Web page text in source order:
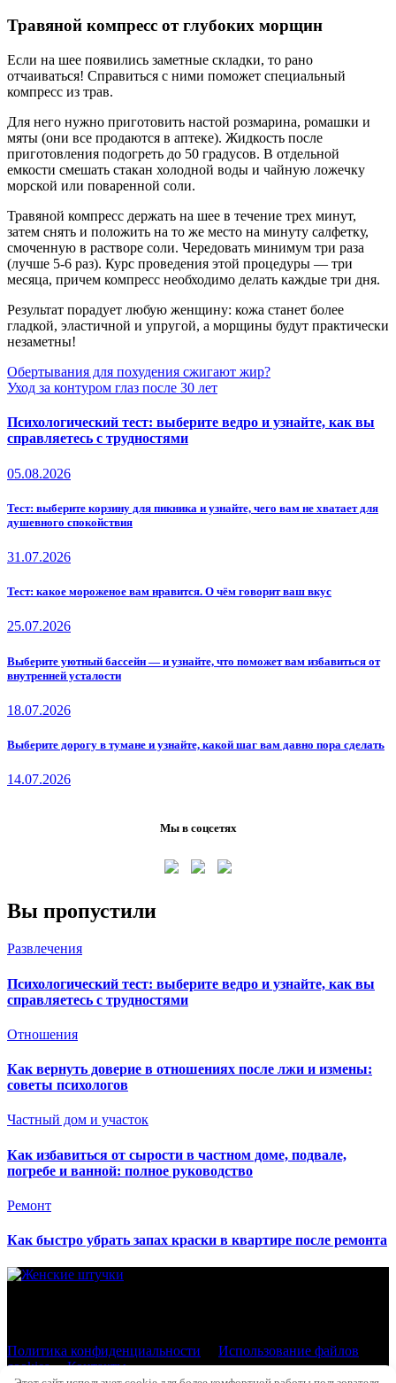
Травяной компресс от глубоких морщин
Если на шее появились заметные складки, то рано
отчаиваться! Справиться с ними поможет специальный
компресс из трав.
Для него нужно приготовить настой розмарина, ромашки и
мяты (они все продаются в аптеке). Жидкость после
приготовления подогреть до 50 градусов. В отдельной
емкости смешать стакан холодной воды и чайную ложечку
морской или поваренной соли.
Травяной компресс держать на шее в течение трех минут,
затем снять и положить на то же место на минуту салфетку,
смоченную в растворе соли. Чередовать минимум три раза
(лучше 5-6 раз). Курс проведения этой процедуры — три
месяца, причем компресс необходимо делать каждые три дня.
Результат порадует любую женщину: кожа станет более
гладкой, эластичной и упругой, а морщины будут практически
незаметны!
Навигация
по
записям
Обертывания для похудения сжигают жир?
Уход за контуром глаз после 30 лет
Психологический тест: выберите ведро и узнайте, как вы
справляетесь с трудностями
05.08.2026
Тест: выберите корзину для пикника и узнайте, чего вам не хватает для
душевного спокойствия
31.07.2026
Тест: какое мороженое вам нравится. О чём говорит ваш вкус
25.07.2026
Выберите уютный бассейн — и узнайте, что поможет вам избавиться от
внутренней усталости
18.07.2026
Выберите дорогу в тумане и узнайте, какой шаг вам давно пора сделать
14.07.2026
Мы в соцсетях
Вы пропустили
Развлечения
Психологический тест: выберите ведро и узнайте, как вы
справляетесь с трудностями
Отношения
Как вернуть доверие в отношениях после лжи и измены:
советы психологов
Частный дом и участок
Как избавиться от сырости в частном доме, подвале,
погребе и ванной: полное руководство
Ремонт
Как быстро убрать запах краски в квартире после ремонта
Политика конфиденциальности
Использование файлов
cookies
Контакты